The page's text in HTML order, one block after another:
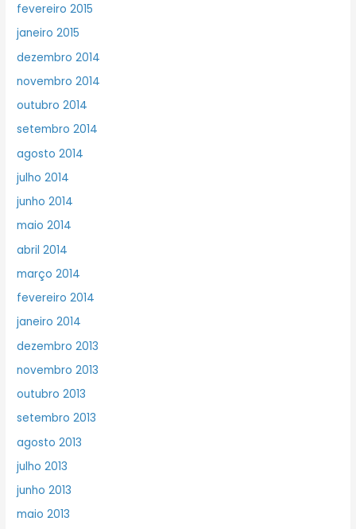
fevereiro 2015
janeiro 2015
dezembro 2014
novembro 2014
outubro 2014
setembro 2014
agosto 2014
julho 2014
junho 2014
maio 2014
abril 2014
março 2014
fevereiro 2014
janeiro 2014
dezembro 2013
novembro 2013
outubro 2013
setembro 2013
agosto 2013
julho 2013
junho 2013
maio 2013